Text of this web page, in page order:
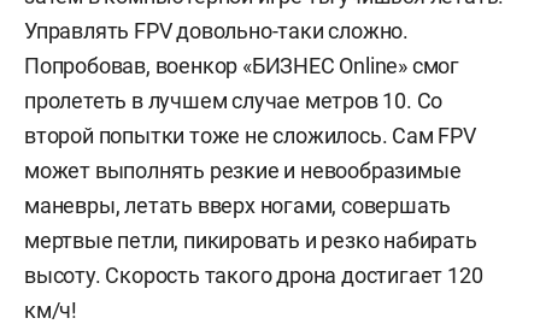
Управлять FPV довольно-таки сложно.
Попробовав, военкор «БИЗНЕС Online» смог
пролететь в лучшем случае метров 10. Со
второй попытки тоже не сложилось. Сам FPV
может выполнять резкие и невообразимые
маневры, летать вверх ногами, совершать
мертвые петли, пикировать и резко набирать
высоту. Скорость такого дрона достигает 120
км/ч!